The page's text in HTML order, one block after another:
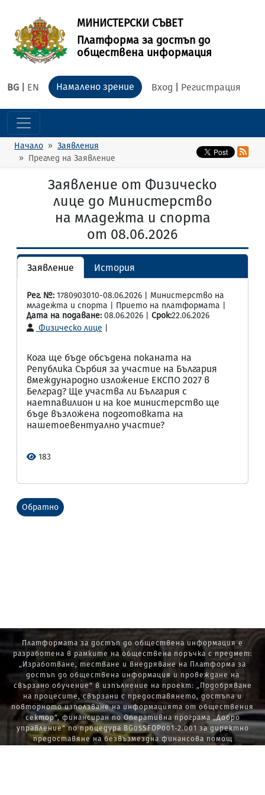
МИНИСТЕРСКИ СЪВЕТ
Платформа за достъп до
обществена информация
BG EN Вход Регистрация
Намалено зрение
Начало
Заявления
Преглед на Заявление
Заявление от Физическо
лице до Министерство
на младежта и спорта
от 08.06.2026
Заявление История
Рег. №: 1780903010-08.06.2026 | Министерство на
младежта и спорта | Прието на платформата |
Дата на подаване: 08.06.2026 | Срок:22.06.2026
Физическо лице
Кога ще бъде обсъдена поканата на
Република Сърбия за участие на България
вмеждународно изложение ЕКСПО 2027 в
Белград? Ще участва ли България с
наетпавилион и на кое министерство ще
бъде възложена подготовката на
нашетоевентуално участие?
183
Обратно
Платформата за достъп до обществена информация е
разработена в рамките на обществена поръчка с предмет:
„Изработване, тестване и внедряване на Платформа за
достъп до обществена информация и провеждане на
свързано обучение“ в изпълнение на проект: „Подобряване
на процесите, свързани с предоставянето, достъпа и
повторното използване на информацията от обществения
сектор“, финансиран по Оперативна програма „Добро
управление“ по процедура BG05SFOP001-2.001 за директно
предоставяне на безвъзмездна финансова помощ